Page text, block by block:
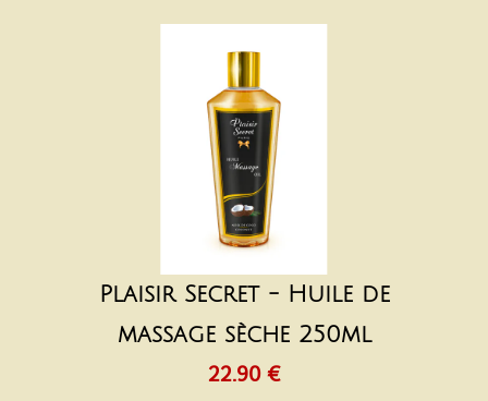
Plaisir Secret - Huile de
massage sèche 250ml
22.90 €